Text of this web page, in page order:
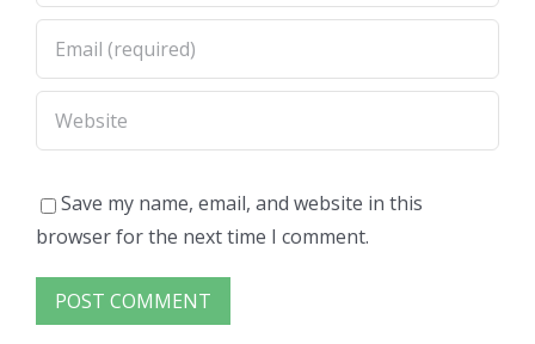
Save my name, email, and website in this
browser for the next time I comment.